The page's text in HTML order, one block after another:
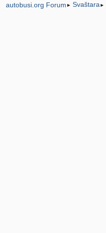
autobusi.org Forum ► Svaštara ►